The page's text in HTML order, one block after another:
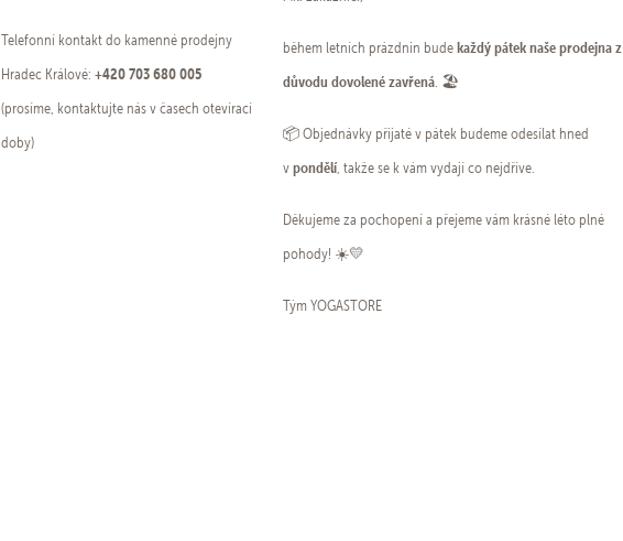
Telefonní kontakt do kamenné prodejny
Hradec Králové: +420 703 680 005
(prosíme, kontaktujte nás v časech otevírací
doby)
během letních prázdnin budekaždý pátek naše prodejna z
důvodu dovolené zavřená. 🏖️
📦 Objednávky přijaté v pátek budeme odesílat hned
vpondělí, takže se k vám vydají co nejdříve.
Děkujeme za pochopení a přejeme vám krásné léto plné
pohody! ☀️💛
Tým YOGASTORE